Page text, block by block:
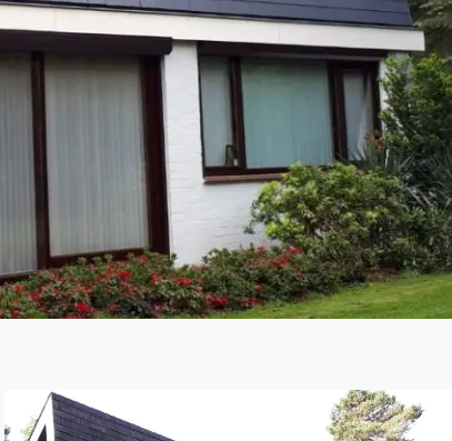
Afbeelding